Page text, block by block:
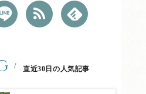
直近30日の人気記事